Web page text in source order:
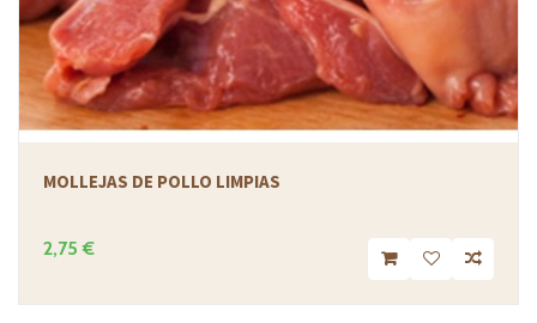
MOLLEJAS DE POLLO LIMPIAS
2,75 €